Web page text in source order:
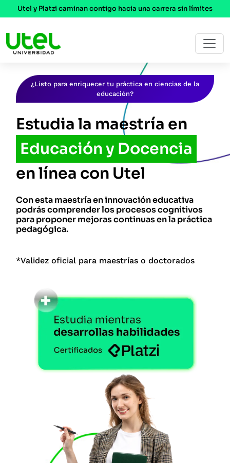
Utel y Platzi caminan contigo hacia una carrera sin límites
¿Listo para enriquecer tu práctica en ciencias de la
educación?
Estudia la maestría en
Educación y Docencia
en línea con Utel
Con esta maestría en innovación educativa
podrás comprender los procesos cognitivos
para proponer mejoras continuas en la práctica
pedagógica.
*Validez oficial para maestrías o doctorados